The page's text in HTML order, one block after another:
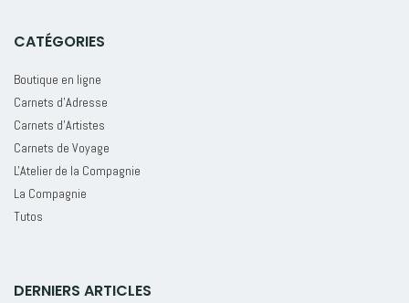
CATÉGORIES
Boutique en ligne
Carnets d'Adresse
Carnets d'Artistes
Carnets de Voyage
L'Atelier de la Compagnie
La Compagnie
Tutos
DERNIERS ARTICLES